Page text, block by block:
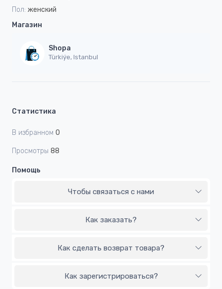
Пол: женский
Магазин
Shopa
Türkiýe, Istanbul
Статистика
В избранном 0
Просмотры 88
Помощь
Чтобы связаться с нами
Как заказать?
Как сделать возврат товара?
Как зарегистрироваться?